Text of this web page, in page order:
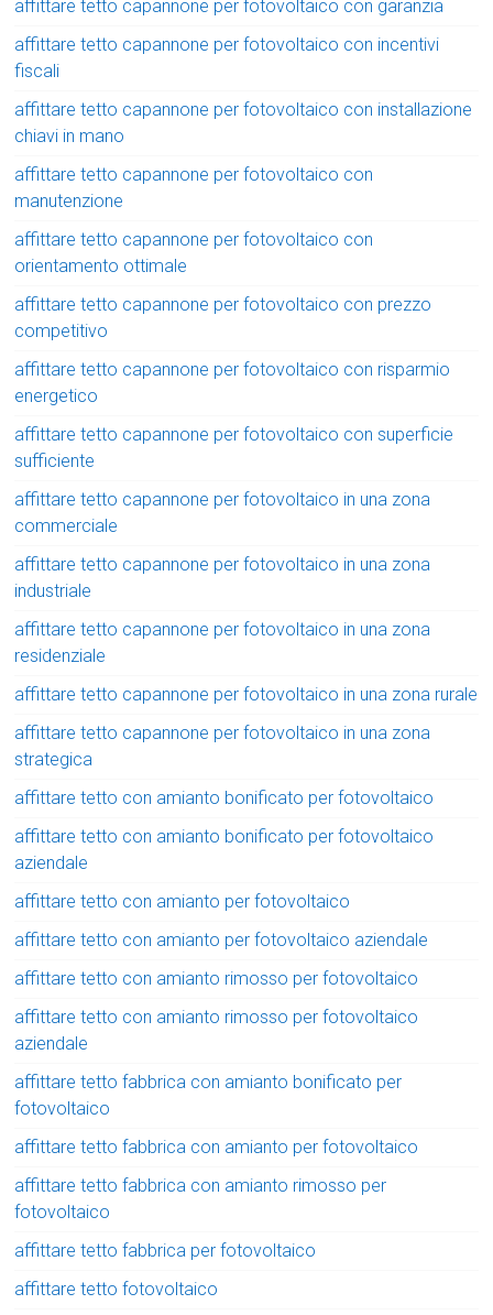
affittare tetto capannone per fotovoltaico con garanzia
affittare tetto capannone per fotovoltaico con incentivi
fiscali
affittare tetto capannone per fotovoltaico con installazione
chiavi in mano
affittare tetto capannone per fotovoltaico con
manutenzione
affittare tetto capannone per fotovoltaico con
orientamento ottimale
affittare tetto capannone per fotovoltaico con prezzo
competitivo
affittare tetto capannone per fotovoltaico con risparmio
energetico
affittare tetto capannone per fotovoltaico con superficie
sufficiente
affittare tetto capannone per fotovoltaico in una zona
commerciale
affittare tetto capannone per fotovoltaico in una zona
industriale
affittare tetto capannone per fotovoltaico in una zona
residenziale
affittare tetto capannone per fotovoltaico in una zona rurale
affittare tetto capannone per fotovoltaico in una zona
strategica
affittare tetto con amianto bonificato per fotovoltaico
affittare tetto con amianto bonificato per fotovoltaico
aziendale
affittare tetto con amianto per fotovoltaico
affittare tetto con amianto per fotovoltaico aziendale
affittare tetto con amianto rimosso per fotovoltaico
affittare tetto con amianto rimosso per fotovoltaico
aziendale
affittare tetto fabbrica con amianto bonificato per
fotovoltaico
affittare tetto fabbrica con amianto per fotovoltaico
affittare tetto fabbrica con amianto rimosso per
fotovoltaico
affittare tetto fabbrica per fotovoltaico
affittare tetto fotovoltaico